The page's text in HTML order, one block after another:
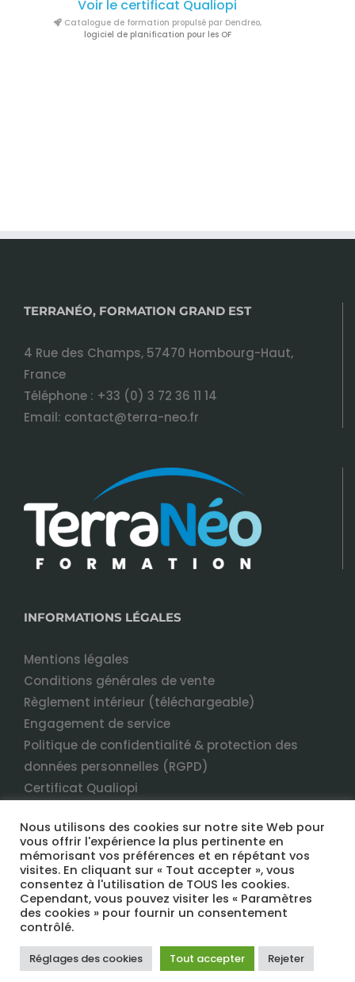
Voir le certificat Qualiopi
Catalogue de formation propulsé par Dendreo,
logiciel de planification pour les OF
TERRANÉO, FORMATION GRAND EST
4 Rue des Champs, 57470 Hombourg-Haut,
France
Téléphone : +33 (0) 3 72 36 11 14
Email: contact@terra-neo.fr
INFORMATIONS LÉGALES
Mentions légales
Conditions générales de vente
Règlement intérieur (téléchargeable)
Engagement de service
Politique de confidentialité & protection des
données personnelles (RGPD)
Certificat Qualiopi
COPYRIGHT 2022 TERRANEO FORMATION TOUS DROITS RÉSERVÉS
FacebookLinkedIn
Nous utilisons des cookies sur notre site Web pour
vous offrir l'expérience la plus pertinente en
mémorisant vos préférences et en répétant vos
visites. En cliquant sur « Tout accepter », vous
consentez à l'utilisation de TOUS les cookies.
Cependant, vous pouvez visiter les « Paramètres
des cookies » pour fournir un consentement
contrôlé.
Réglages des cookies Tout accepter Rejeter